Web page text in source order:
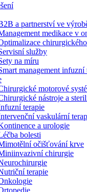
produkty. Navštivte
kompletním
ambulance jsou tu
město, které potřebujete,
s B. Braun.
a partnerství ve
medikace v
služby
na míru
management infuzní
motorové
nástroje a
terapie
vaskulární
a urologie
bolesti
očišťování krve
chirurgie
terapie